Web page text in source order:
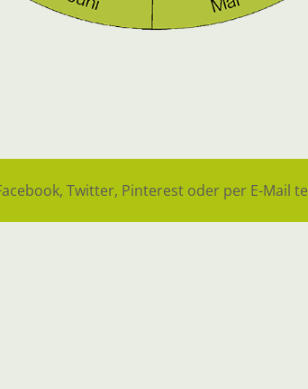
Twitter, Pinterest oder per E-Mail